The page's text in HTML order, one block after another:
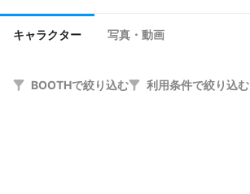
キャラクター 写真・動画
BOOTHで絞り込む 利用条件で絞り込む